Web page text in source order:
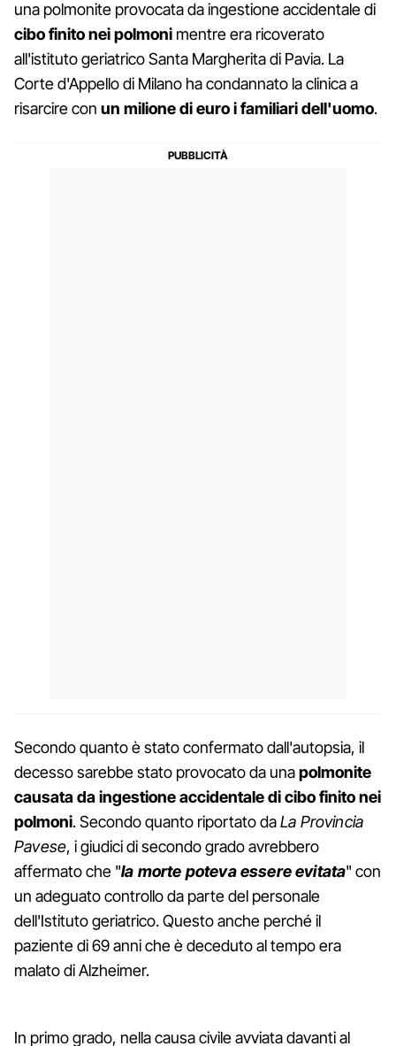
una polmonite provocata da ingestione accidentale di
cibo finito nei polmoni mentre era ricoverato
all'istituto geriatrico Santa Margherita di Pavia. La
Corte d'Appello di Milano ha condannato la clinica a
risarcire con un milione di euro i familiari dell'uomo.
Secondo quanto è stato confermato dall'autopsia, il
decesso sarebbe stato provocato da unapolmonite
causata da ingestione accidentale di cibo finito nei
polmoni. Secondo quanto riportato daLa Provincia
Pavese, i giudici di secondo grado avrebbero
affermato che "la morte poteva essere evitata" con
un adeguato controllo da parte del personale
dell'Istituto geriatrico. Questo anche perché il
paziente di 69 anni che è deceduto al tempo era
malato di Alzheimer.
In primo grado, nella causa civile avviata davanti al